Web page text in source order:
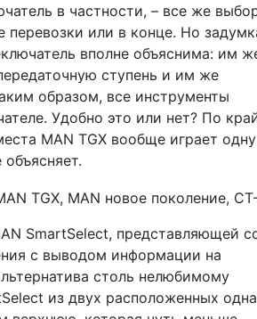
в частности, – все же
перевозки или в конце. Но
вполне объяснима: им
ступень и им же
образом, все инструменты
Удобно это или нет? По
MAN TGX вообще играет
SmartSelect, представляющей
с выводом информации на
столь нелюбимому
из двух расположенных